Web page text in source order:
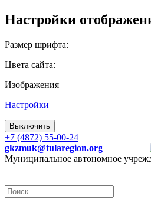
Настройки
Размер шрифта:
Цвета сайта:
Изображения
Настройки
Выключить
+7 (4872) 55-00-24
gkzmuk@tularegion.org
Муниципальное автономное